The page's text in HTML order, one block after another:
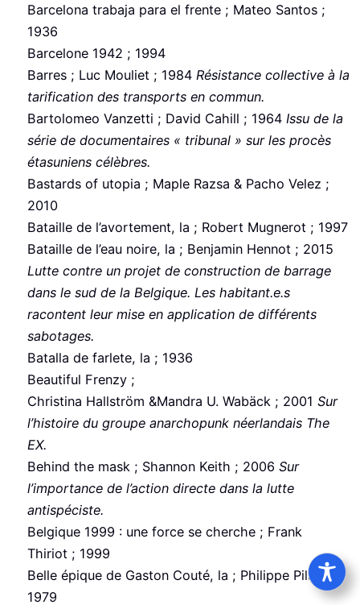
Barcelona trabaja para el frente ; Mateo Santos ;
1936
Barcelone 1942 ; 1994
Barres ; Luc Mouliet ; 1984 Résistance collective à la
tarification des transports en commun.
Bartolomeo Vanzetti ; David Cahill ; 1964 Issu de la
série de documentaires « tribunal » sur les procès
étasuniens célèbres.
Bastards of utopia ; Maple Razsa & Pacho Velez ;
2010
Bataille de l’avortement, la ; Robert Mugnerot ; 1997
Bataille de l’eau noire, la ; Benjamin Hennot ; 2015
Lutte contre un projet de construction de barrage
dans le sud de la Belgique. Les habitant.e.s
racontent leur mise en application de différents
sabotages.
Batalla de farlete, la ; 1936
Beautiful Frenzy ;
Christina Hallström &Mandra U. Wabäck ; 2001Sur
l’histoire du groupe anarchopunk néerlandais The
EX.
Behind the mask ; Shannon Keith ; 2006Sur
l’importance de l’action directe dans la lutte
antispéciste.
Belgique 1999 : une force se cherche ; Frank
Thiriot ; 1999
Belle épique de Gaston Couté, la ; Philippe Pilard ;
1979